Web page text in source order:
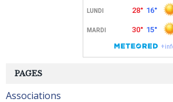
PAGES
Associations